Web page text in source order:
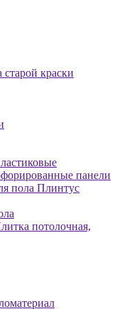
краски
панели
Плинтус
потолочная,